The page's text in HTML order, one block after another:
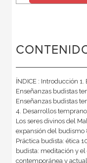
ÍNDICE : Introducción 1.
Enseñanzas budistas
Enseñanzas budistas
4. Desarrollos
Los seres divinos del
expansión del budismo
Práctica budista: ética
budista: meditación y
contemporánea y